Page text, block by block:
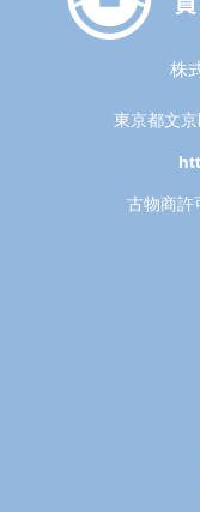
株
東京都文
古物商